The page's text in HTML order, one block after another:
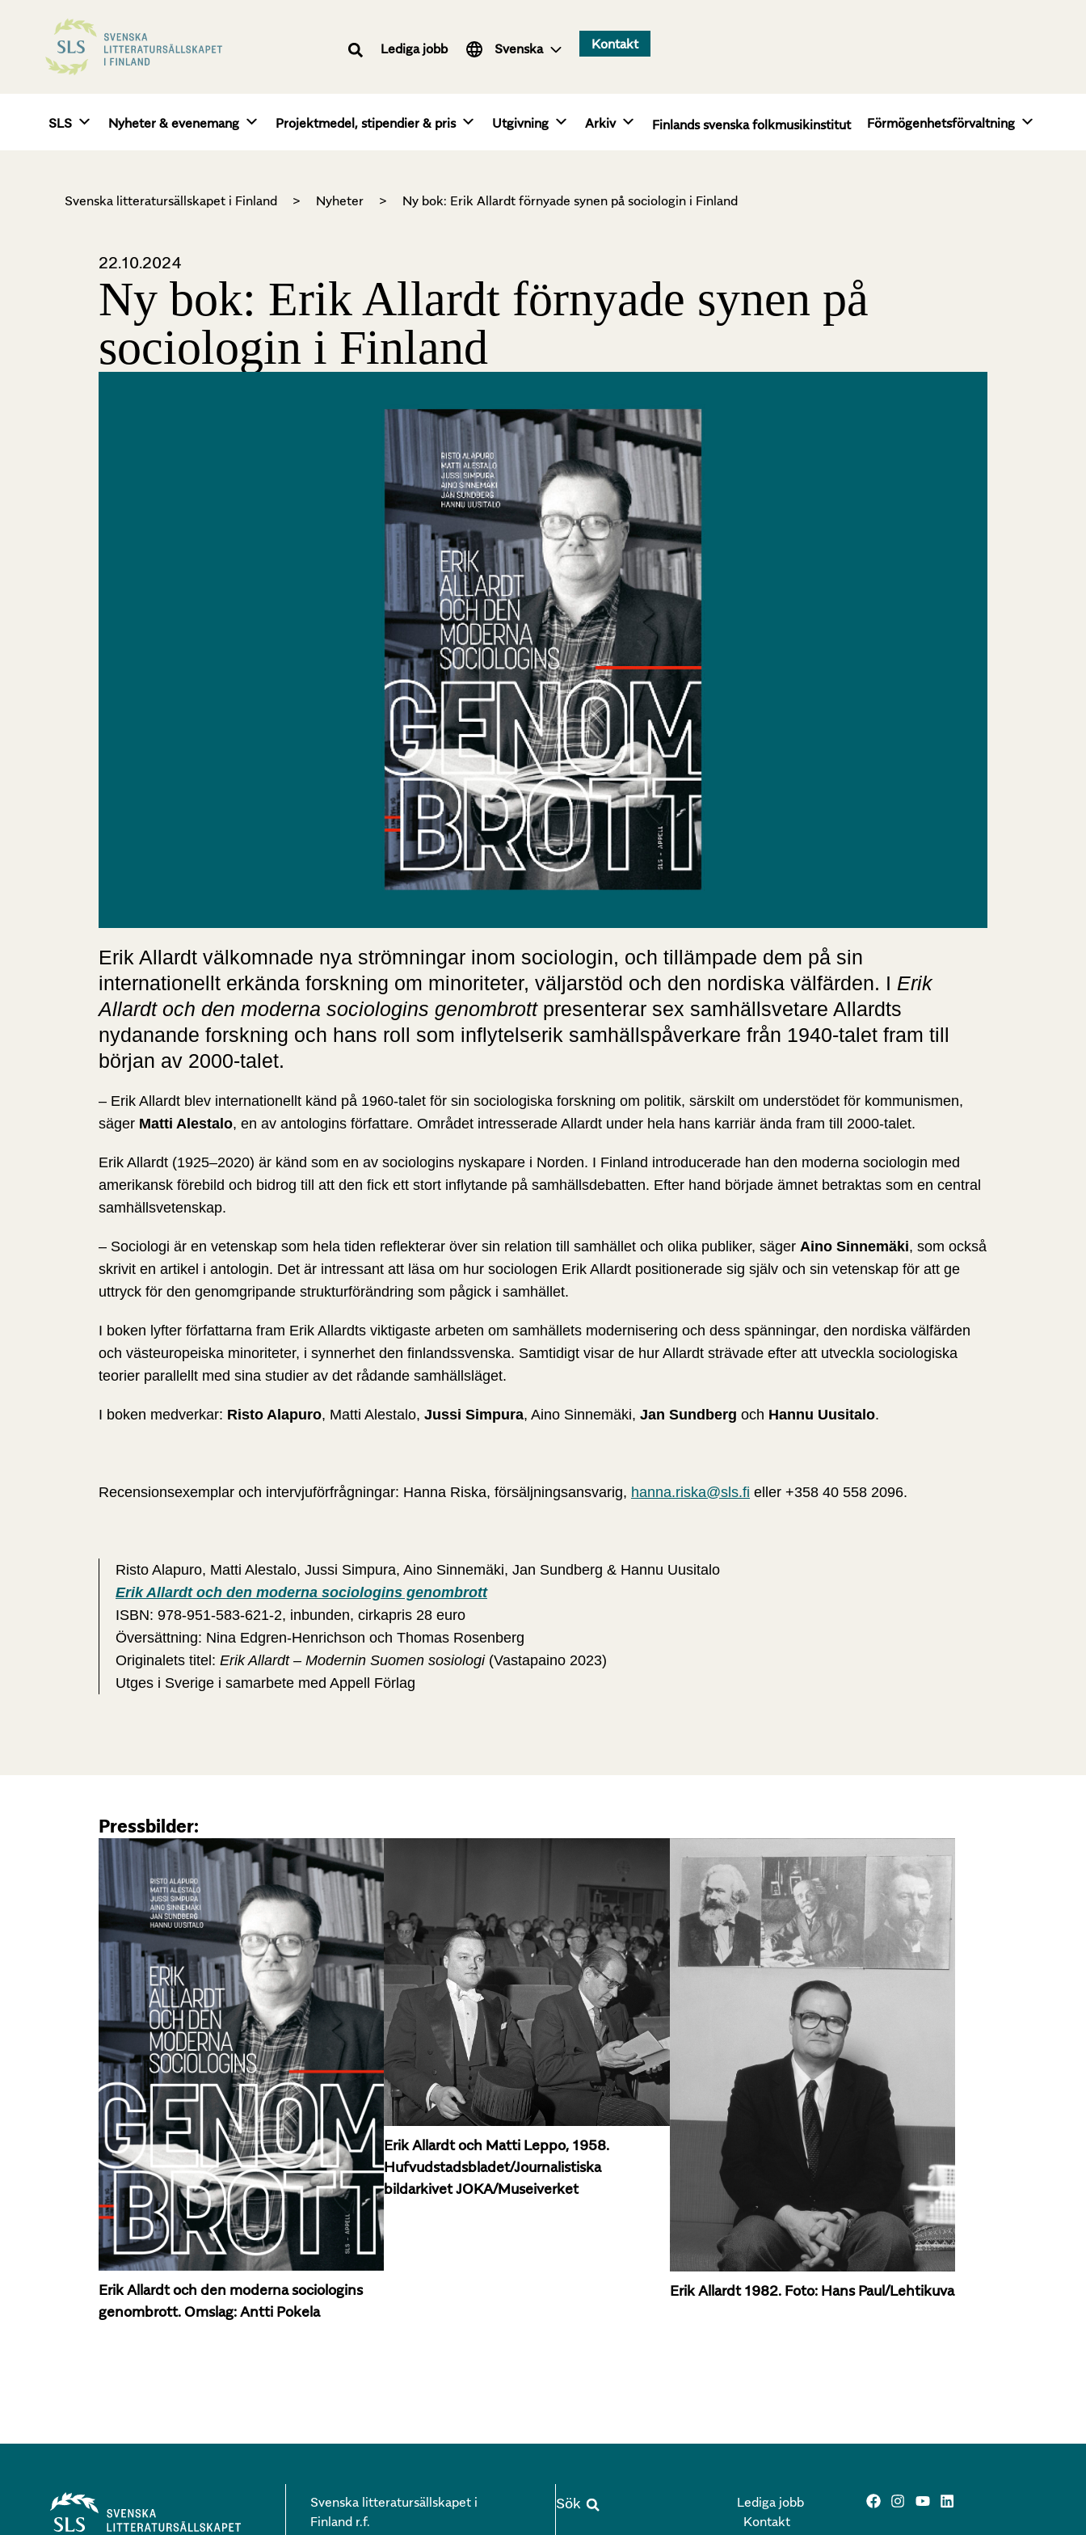
Lediga jobb Svenska
English Kontakt
SLS Nyheter & evenemang Projektmedel, stipendier & pris Utgivning Arkiv Finlands svenska folkmusikinstitut Förmögenhetsförvaltning
Svenska litteratursällskapet i Finland > Nyheter > Ny bok: Erik Allardt förnyade synen på sociologin i Finland
22.10.2024
Ny bok: Erik Allardt förnyade synen på
sociologin i Finland
Erik Allardt välkomnade nya strömningar inom sociologin, och tillämpade dem på sin
internationellt erkända forskning om minoriteter, väljarstöd och den nordiska välfärden. I Erik
Allardt och den moderna sociologins genombrottpresenterar sex samhällsvetare Allardts
nydanande forskning och hans roll som inflytelserik samhällspåverkare från 1940-talet fram till
början av 2000-talet.
– Erik Allardt blev internationellt känd på 1960-talet för sin sociologiska forskning om politik, särskilt om understödet för kommunismen,
säger Matti Alestalo, en av antologins författare. Området intresserade Allardt under hela hans karriär ända fram till 2000-talet.
Erik Allardt (1925–2020) är känd som en av sociologins nyskapare i Norden. I Finland introducerade han den moderna sociologin med
amerikansk förebild och bidrog till att den fick ett stort inflytande på samhällsdebatten. Efter hand började ämnet betraktas som en central
samhällsvetenskap.
– Sociologi är en vetenskap som hela tiden reflekterar över sin relation till samhället och olika publiker, säger Aino Sinnemäki, som också
skrivit en artikel i antologin. Det är intressant att läsa om hur sociologen Erik Allardt positionerade sig själv och sin vetenskap för att ge
uttryck för den genomgripande strukturförändring som pågick i samhället.
I boken lyfter författarna fram Erik Allardts viktigaste arbeten om samhällets modernisering och dess spänningar, den nordiska välfärden
och västeuropeiska minoriteter, i synnerhet den finlandssvenska. Samtidigt visar de hur Allardt strävade efter att utveckla sociologiska
teorier parallellt med sina studier av det rådande samhällsläget.
I boken medverkar: Risto Alapuro, Matti Alestalo, Jussi Simpura, Aino Sinnemäki, Jan Sundberg och Hannu Uusitalo.
Recensionsexemplar och intervjuförfrågningar: Hanna Riska, försäljningsansvarig, hanna.riska@sls.fi eller +358 40 558 2096.
Risto Alapuro, Matti Alestalo, Jussi Simpura, Aino Sinnemäki, Jan Sundberg & Hannu Uusitalo
Erik Allardt och den moderna sociologins genombrott
ISBN: 978-951-583-621-2, inbunden, cirkapris 28 euro
Översättning: Nina Edgren-Henrichson och Thomas Rosenberg
Originalets titel: Erik Allardt – Modernin Suomen sosiologi(Vastapaino 2023)
Utges i Sverige i samarbete med Appell Förlag
Erik Allardt och den moderna sociologins
genombrott. Omslag: Antti Pokela
Erik Allardt och Matti Leppo, 1958.
Hufvudstadsbladet/Journalistiska
bildarkivet JOKA/Museiverket
Erik Allardt 1982. Foto: Hans Paul/Lehtikuva
Svenska litteratursällskapet i
Finland r.f.
Lediga jobb
Kontakt